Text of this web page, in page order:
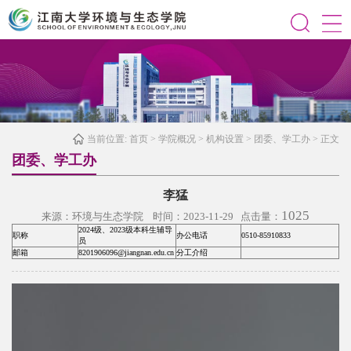
当前位置: 首页 > 学院概况 > 机构设置 > 团委、学工办 > 正文
团委、学工办
李猛
来源：环境与生态学院 时间：2023-11-29 点击量： 1025
职称
2024级、2023级本科生辅导
员
办公电话
0510-85910833
邮箱
8201906096@jiangnan.edu.cn 分工介绍